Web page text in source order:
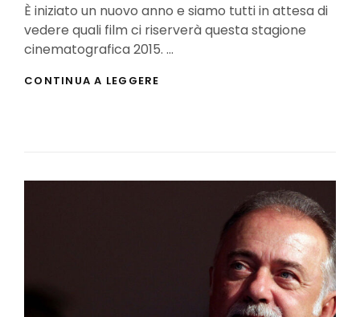
È iniziato un nuovo anno e siamo tutti in attesa di
vedere quali film ci riserverà questa stagione
cinematografica 2015. …
CONTINUA A LEGGERE